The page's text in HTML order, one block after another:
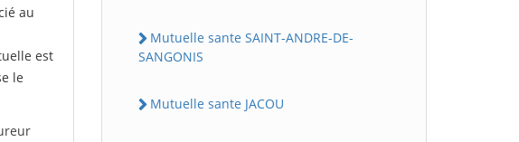
au
est
le
Mutuelle sante SAINT-ANDRE-DE-
SANGONIS
Mutuelle sante JACOU